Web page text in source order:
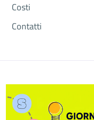
Costi
Contatti